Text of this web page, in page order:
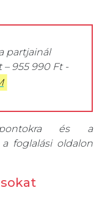
partjainál
– 955 990 Ft -
és a
foglalási oldalon